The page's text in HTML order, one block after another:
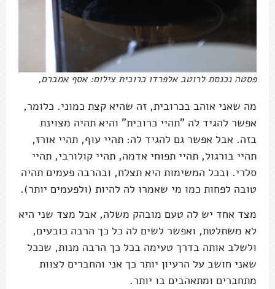
פסטה נכנסת לרוטב אלפרדו כרובית צילום: אסף אמברם,
מה שאני אוהב בכרובית, זה שהיא קצת כמוני. כלומר,
אפשר להגיד לה "תהיי כרובית" והיא תהיה מצוינת
בזה. אבל אפשר גם להגיד לה: תהיי עוף, תהיי אורז,
תהיי בורגול, תהיי תפוחי אדמה, תהיי קולורבי, תהיי
סלרי. ובכל המשימות היא תצלח, ובהרבה פעמים תהיה
טובה לפחות כמו מי שאמרו לה להיות (ולפעמים יותר).
מצד אחד יש לה טעם מובהק משלה, אבל מצד שני היא
לא משתלטת, ואפשר לשים לה כל כך הרבה כובעים,
ולשלב אותה בדרך טעימה בכל כך הרבה מנות, שככל
שאני חושב על הרעיון יותר כך אני והחברים לצוות
מתחברים ומתאהבים בו יותר.